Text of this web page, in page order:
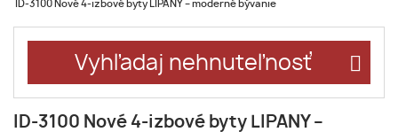
ID-3100 Nové 4-izbové byty LIPANY – moderné bývanie
Vyhľadaj nehnuteľnosť
ID-3100 Nové 4-izbové byty LIPANY –